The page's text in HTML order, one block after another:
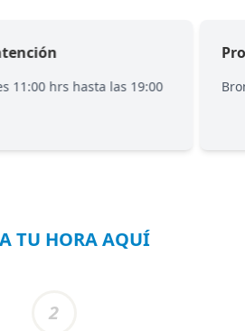
11:00 hrs hasta las 19:00
TU HORA AQUÍ
2